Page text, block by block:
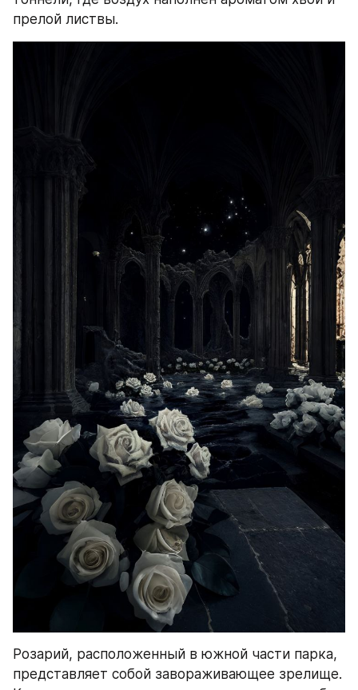
прелой листвы.
Розарий, расположенный в южной части парка,
представляет собой завораживающее зрелище.